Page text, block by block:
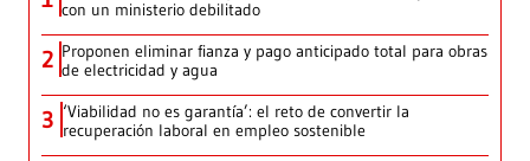
con un ministerio debilitado
2 Proponen eliminar fianza y pago anticipado total para obras
de electricidad y agua
3 ‘Viabilidad no es garantía’: el reto de convertir la
recuperación laboral en empleo sostenible